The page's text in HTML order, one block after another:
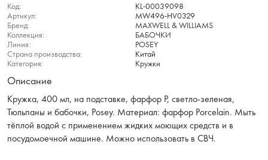
Код:
KL-00039098
Артикул:
MW496-HV0329
Бренд:
MAXWELL & WILLIAMS
Коллекция:
БАБОЧКИ
Линия:
POSEY
Страна производства:
Китай
Категория:
Кружки
Описание
Кружка, 400 мл, на подставке, фарфор P, светло-зеленая,
Тюльпаны и бабочки, Posey. Материал: фарфор Рorcelain. Мыть
тёплой водой с применением жидких моющих средств и в
посудомоечной машине. Можно использовать в СВЧ.